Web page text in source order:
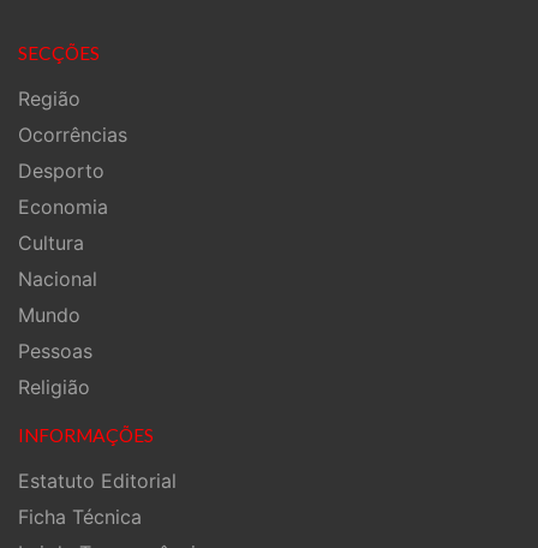
SECÇÕES
Região
Ocorrências
Desporto
Economia
Cultura
Nacional
Mundo
Pessoas
Religião
INFORMAÇÕES
Estatuto Editorial
Ficha Técnica